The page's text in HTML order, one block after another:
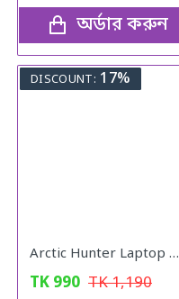
অর্ডার করুন
DISCOUNT: 17%
Arctic Hunter Laptop Bag & College Bag
TK 990 TK1,190